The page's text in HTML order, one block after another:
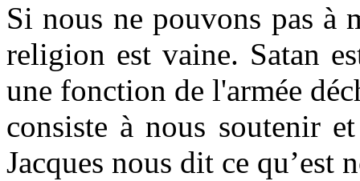
Si nous ne pouvons pas à
religion est vaine. Satan
une fonction de l'armée
consiste à nous soutenir
Jacques nous dit ce qu’est